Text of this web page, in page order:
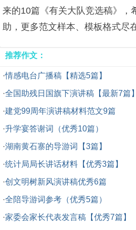
来的10篇《有关大队竞选稿》，
助，更多范文样本、模板格式尽
推荐作文：
·情感电台广播稿【精选5篇】
·全国助残日国旗下演讲稿【最新7篇】
·建党99周年演讲稿材料范文9篇
·升学宴答谢词（优秀10篇）
·湖南黄石寨的导游词【3篇】
·统计局局长讲话材料【优秀3篇】
·创文明树新风演讲稿优秀6篇
·全陪导游词参考（优秀5篇）
·家委会家长代表发言稿【优秀7篇】